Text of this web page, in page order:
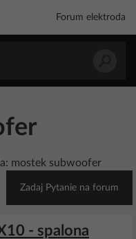
Forum elektroda
mostek subwoofer
Zadaj Pytanie na forum
- spalona